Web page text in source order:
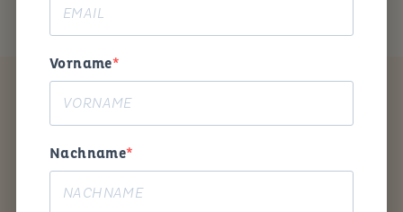
Vorname
Nachname